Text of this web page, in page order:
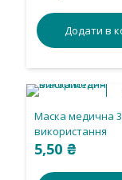
Додати в
Маска медична
використання
5,50 ₴